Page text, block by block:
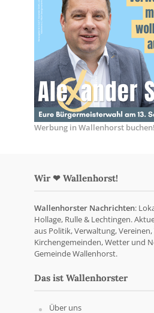
Werbung in Wallenhorst buchen!
Wir ❤ Wallenhorst!
Wallenhorster Nachrichten:
Hollage, Rulle & Lechtingen.
aus Politik, Verwaltung,
Kirchengemeinden, Wetter und
Gemeinde Wallenhorst.
Das ist Wallenhorster
Über uns